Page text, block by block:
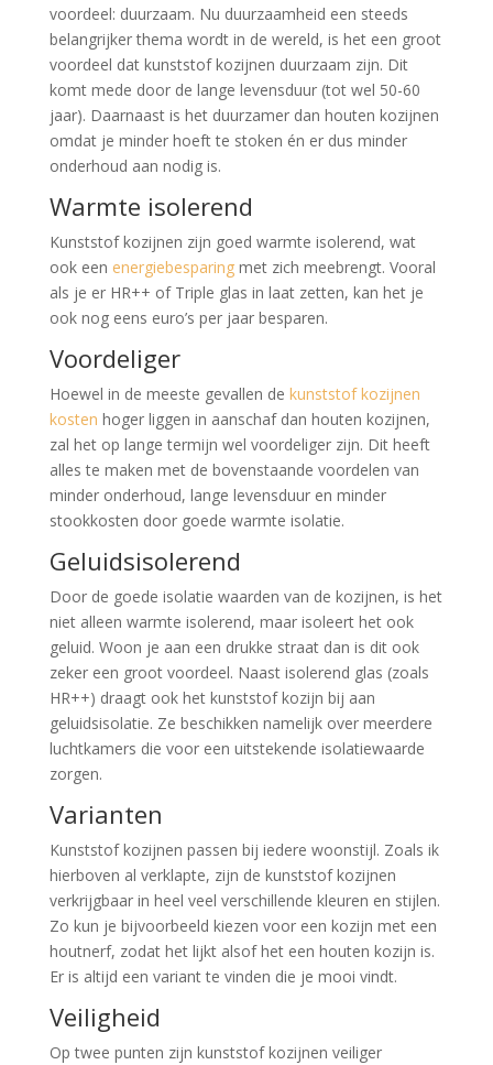
voordeel: duurzaam. Nu duurzaamheid een steeds
belangrijker thema wordt in de wereld, is het een groot
voordeel dat kunststof kozijnen duurzaam zijn. Dit
komt mede door de lange levensduur (tot wel 50-60
jaar). Daarnaast is het duurzamer dan houten kozijnen
omdat je minder hoeft te stoken én er dus minder
onderhoud aan nodig is.
Warmte isolerend
Kunststof kozijnen zijn goed warmte isolerend, wat
ook een energiebesparing met zich meebrengt. Vooral
als je er HR++ of Triple glas in laat zetten, kan het je
ook nog eens euro’s per jaar besparen.
Voordeliger
Hoewel in de meeste gevallen de kunststof kozijnen
kosten hoger liggen in aanschaf dan houten kozijnen,
zal het op lange termijn wel voordeliger zijn. Dit heeft
alles te maken met de bovenstaande voordelen van
minder onderhoud, lange levensduur en minder
stookkosten door goede warmte isolatie.
Geluidsisolerend
Door de goede isolatie waarden van de kozijnen, is het
niet alleen warmte isolerend, maar isoleert het ook
geluid. Woon je aan een drukke straat dan is dit ook
zeker een groot voordeel. Naast isolerend glas (zoals
HR++) draagt ook het kunststof kozijn bij aan
geluidsisolatie. Ze beschikken namelijk over meerdere
luchtkamers die voor een uitstekende isolatiewaarde
zorgen.
Varianten
Kunststof kozijnen passen bij iedere woonstijl. Zoals ik
hierboven al verklapte, zijn de kunststof kozijnen
verkrijgbaar in heel veel verschillende kleuren en stijlen.
Zo kun je bijvoorbeeld kiezen voor een kozijn met een
houtnerf, zodat het lijkt alsof het een houten kozijn is.
Er is altijd een variant te vinden die je mooi vindt.
Veiligheid
Op twee punten zijn kunststof kozijnen veiliger